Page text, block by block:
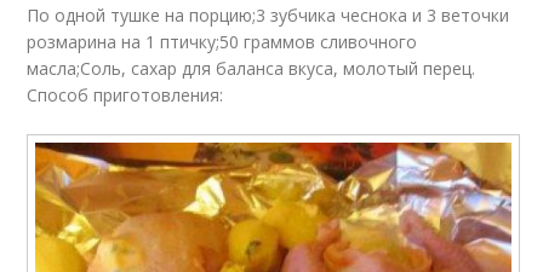
По одной тушке на порцию;3 зубчика чеснока и 3 веточки
розмарина на 1 птичку;50 граммов сливочного
масла;Соль, сахар для баланса вкуса, молотый перец.
Способ приготовления: